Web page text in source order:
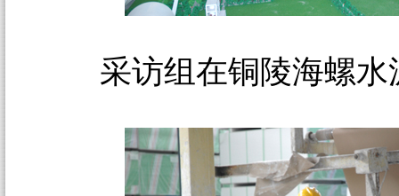
采访组在铜陵海螺